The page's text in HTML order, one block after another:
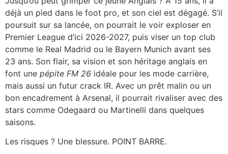
déjà un pied dans le foot pro, et son ciel est dégagé. S’il
poursuit sur sa lancée, on pourrait le voir exploser en
Premier League d’ici 2026-2027, puis viser un top club
comme le Real Madrid ou le Bayern Munich avant ses
23 ans. Son flair, sa vision et son héritage anglais en
font une pépite FM 26 idéale pour les mode carrière,
mais aussi un futur crack IR. Avec un prêt malin ou un
bon encadrement à Arsenal, il pourrait rivaliser avec des
stars comme Odegaard ou Martinelli dans quelques
saisons.
Les risques ? Une blessure. POINT BARRE.